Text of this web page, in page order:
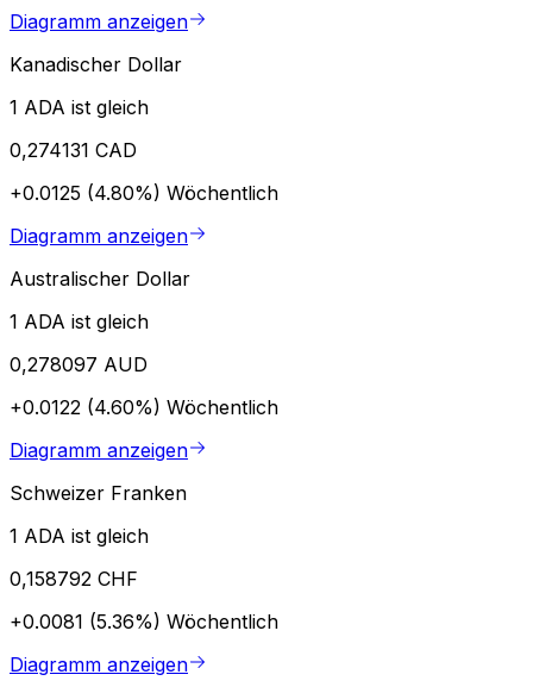
Diagramm anzeigen
Kanadischer Dollar
1 ADA ist gleich
0,274131 CAD
+0.0125 (4.80%) Wöchentlich
Diagramm anzeigen
Australischer Dollar
1 ADA ist gleich
0,278097 AUD
+0.0122 (4.60%) Wöchentlich
Diagramm anzeigen
Schweizer Franken
1 ADA ist gleich
0,158792 CHF
+0.0081 (5.36%) Wöchentlich
Diagramm anzeigen